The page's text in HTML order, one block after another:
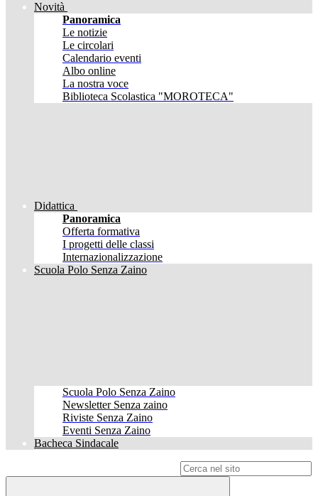
Novità
Panoramica
Le notizie
Le circolari
Calendario eventi
Albo online
La nostra voce
Biblioteca Scolastica "MOROTECA"
Didattica
Panoramica
Offerta formativa
I progetti delle classi
Internazionalizzazione
Scuola Polo Senza Zaino
Scuola Polo Senza Zaino
Newsletter Senza zaino
Riviste Senza Zaino
Eventi Senza Zaino
Bacheca Sindacale